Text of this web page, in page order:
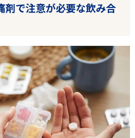
剤で注意が必要な飲み合